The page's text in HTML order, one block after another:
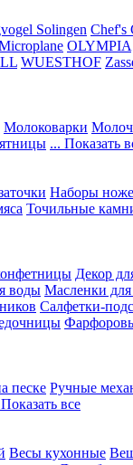
Solingen Chef's
OLYMPIA
WUESTHOF
Молоковарки
... Показать
Наборы
Точильные
Декор
воды Масленки для
Салфетки-
песке Ручные
все
Весы кухонные